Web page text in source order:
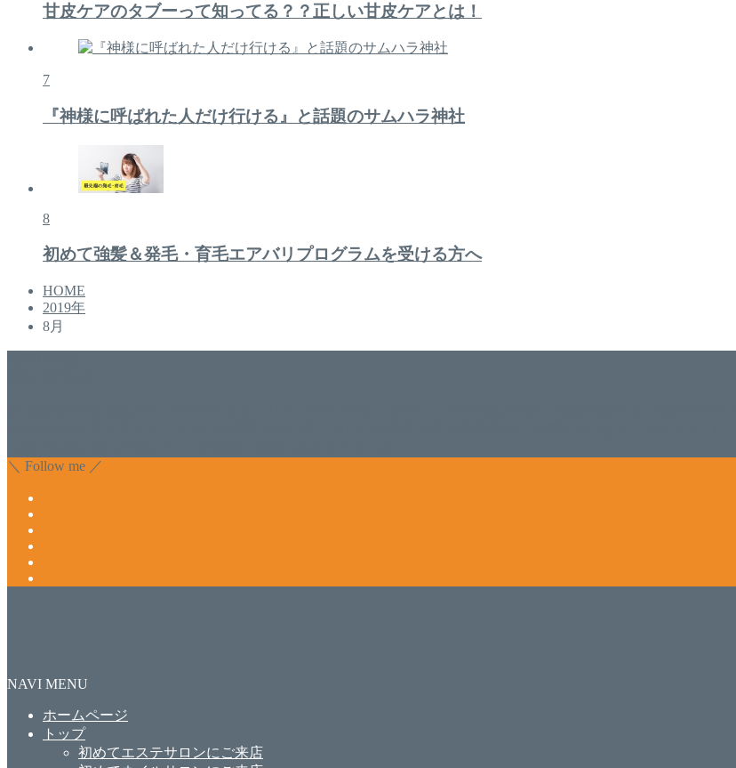
甘皮ケアのタブーって知ってる？？正しい甘皮ケアとは！
7
『神様に呼ばれた人だけ行ける』と話題のサムハラ神社
8
初めて強髪＆発毛・育毛エアバリプログラムを受ける方へ
HOME
2019年
8月
＼ Follow me ／
NAVI MENU
ホームページ
トップ
初めてエステサロンにご来店